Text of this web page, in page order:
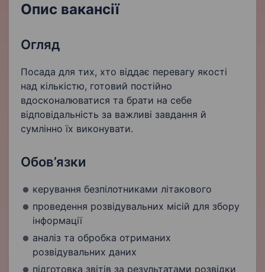
Опис вакансії
Огляд
Посада для тих, хто віддає перевагу якості
над кількістю, готовий постійно
вдосконалюватися та брати на себе
відповідальність за важливі завдання й
сумлінно їх виконувати.
Обов’язки
керування безпілотниками літакового
проведення розвідувальних місій для збору
інформації
аналіз та обробка отриманих
розвідувальних даних
підготовка звітів за результатами розвідки